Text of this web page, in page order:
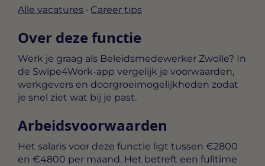
Alle vacatures · Career tips
Over deze functie
Werk je graag als Beleidsmedewerker Zwolle? In
de Swipe4Work-app vergelijk je voorwaarden,
werkgevers en doorgroeimogelijkheden zodat
je snel ziet wat bij je past.
Arbeidsvoorwaarden
Het salaris voor deze functie ligt tussen €2800
en €4800 per maand . Het betreft een fulltime